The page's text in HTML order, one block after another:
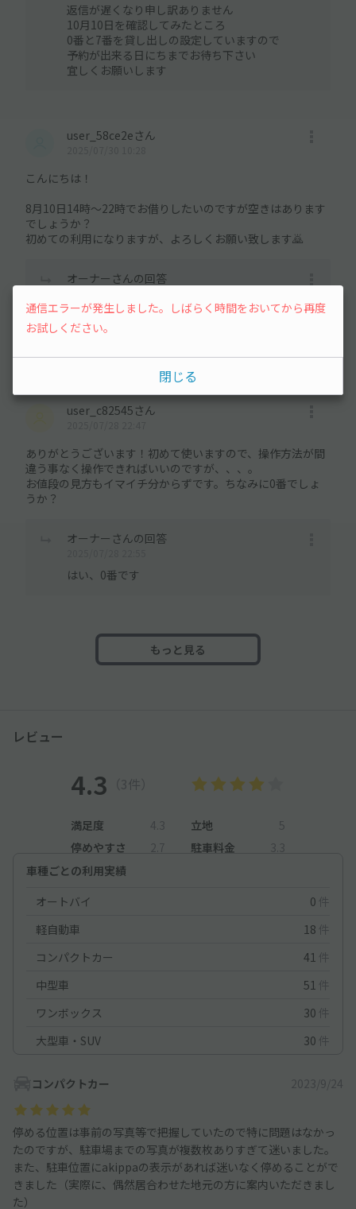
返信が遅くなり申し訳ありません
10月10日を確認してみたところ
0番と7番を貸し出しの設定していますので
予約が出来る日にちまでお待ち下さい
宜しくお願いします
user_58ce2eさん
こんにちは！
8月10日14時〜22時でお借りしたいのですが空きはあります
でしょうか？
初めての利用になりますが、よろしくお願い致します🙇
オーナーさんの回答
予約の状況を確認してみましたが現在は空きがな
いようです
user_c82545さん
ありがとうございます！初めて使いますので、操作方法が間
違う事なく操作できればいいのですが、、、。
お値段の見方もイマイチ分からずです。ちなみに0番でしょ
うか？
オーナーさんの回答
はい、0番です
もっと見る
レビュー
4.3 （3件）
満足度 4.3 立地
5
停めやすさ
2.7 駐車料金
3.3
車種ごとの利用実績
オートバイ
0 件
軽自動車
18 件
コンパクトカー
41 件
中型車
51 件
ワンボックス
30 件
大型車・SUV
30 件
コンパクトカー 2023/9/24
停める位置は事前の写真等で把握していたので特に問題はなかっ
たのですが、駐車場までの写真が複数枚ありすぎて迷いました。
また、駐車位置にakippaの表示があれば迷いなく停めることがで
きました（実際に、偶然居合わせた地元の方に案内いただきまし
た）
通信エラーが発生しました。しばらく時間をおいてから再度
お試しください。
閉じる